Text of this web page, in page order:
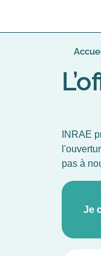
INRAE
pas à
Je